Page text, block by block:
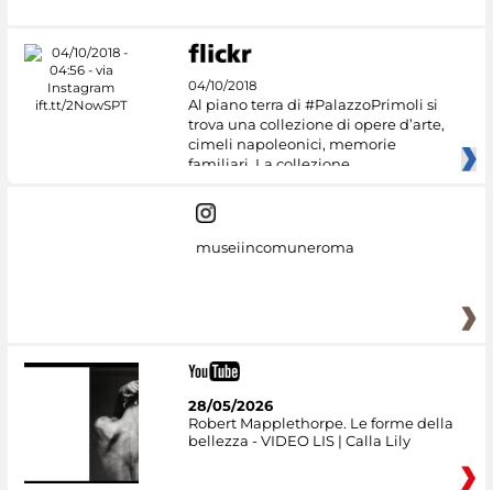
04/10/2018
Al piano terra di #PalazzoPrimoli si
trova una collezione di opere d’arte,
cimeli napoleonici, memorie
familiari. La collezione
museiincomuneroma
28/05/2026
Robert Mapplethorpe. Le forme della
bellezza - VIDEO LIS | Calla Lily